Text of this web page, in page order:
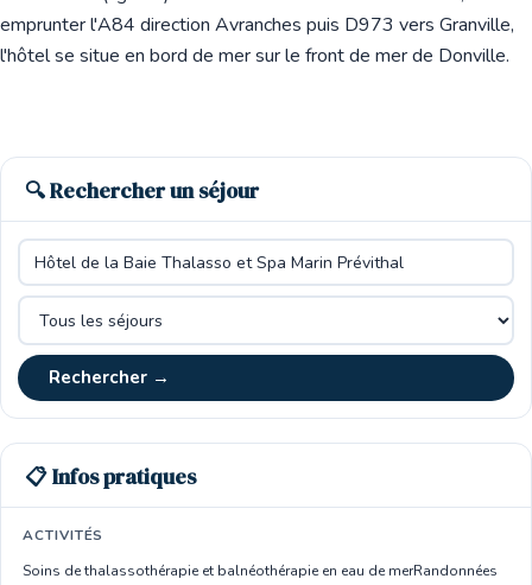
emprunter l'A84 direction Avranches puis D973 vers Granville,
l'hôtel se situe en bord de mer sur le front de mer de Donville.
🔍 Rechercher un séjour
Rechercher →
📋 Infos pratiques
ACTIVITÉS
Soins de thalassothérapie et balnéothérapie en eau de merRandonnées